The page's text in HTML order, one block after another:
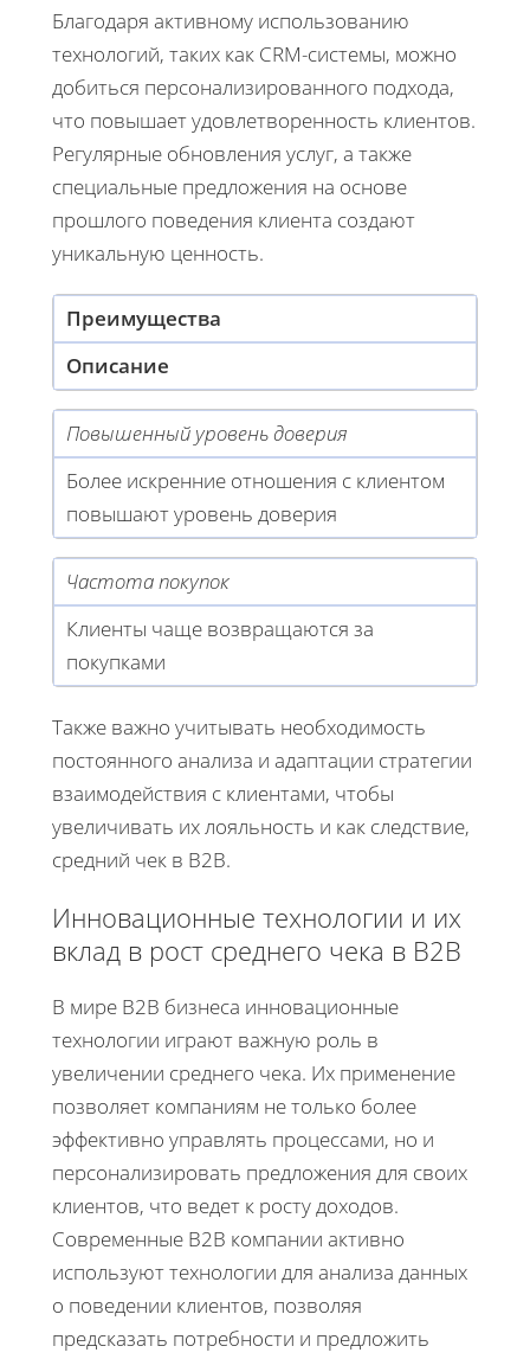
Благодаря активному использованию
технологий, таких как CRM-системы, можно
добиться персонализированного подхода,
что повышает удовлетворенность клиентов.
Регулярные обновления услуг, а также
специальные предложения на основе
прошлого поведения клиента создают
уникальную ценность.
Преимущества
Описание
Повышенный уровень доверия
Более искренние отношения с клиентом
повышают уровень доверия
Частота покупок
Клиенты чаще возвращаются за
покупками
Также важно учитывать необходимость
постоянного анализа и адаптации стратегии
взаимодействия с клиентами, чтобы
увеличивать их лояльность и как следствие,
средний чек в B2B.
Инновационные технологии и их
вклад в рост среднего чека в B2B
В мире B2B бизнеса инновационные
технологии играют важную роль в
увеличении среднего чека. Их применение
позволяет компаниям не только более
эффективно управлять процессами, но и
персонализировать предложения для своих
клиентов, что ведет к росту доходов.
Современные B2B компании активно
используют технологии для анализа данных
о поведении клиентов, позволяя
предсказать потребности и предложить